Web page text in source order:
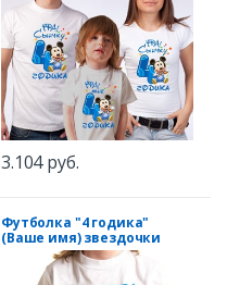
3.104 руб.
Футболка "4 годика"
(Ваше имя) звездочки